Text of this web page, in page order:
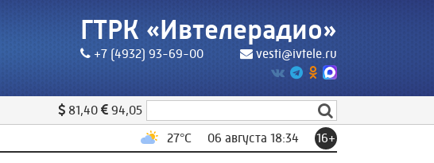
ГТРК «Ивтелерадио»
+7 (4932) 93-69-00 vesti@ivtele.ru
81,40
94,05
27°C 06 августа 18:34 16+